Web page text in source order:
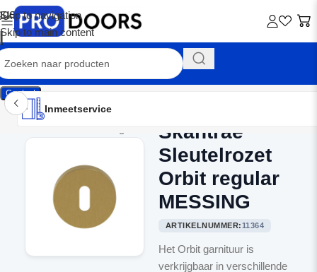
Skip to navigation
Skip to main content
Contact
Inmeetservice
Montageservice
Advies op maat
Showroom
Inmeetservice
Skantrae
Sleutelrozet
Orbit regular
MESSING
ARTIKELNUMMER:11364
Het Orbit garnituur is
verkrijgbaar in verschillende